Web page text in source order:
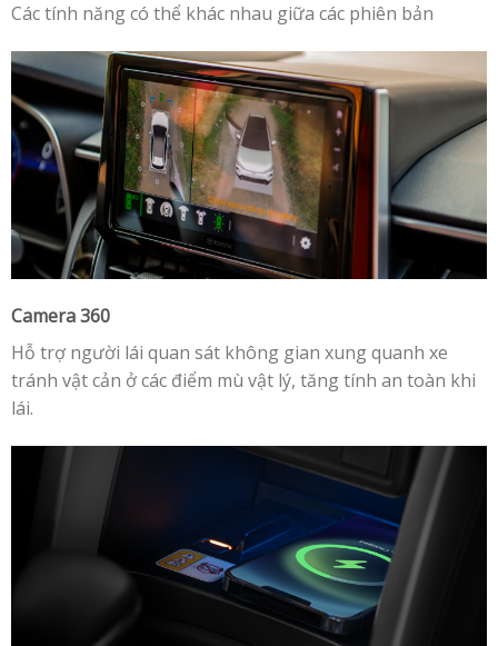
Các tính năng có thể khác nhau giữa các phiên bản
Camera 360
Hỗ trợ người lái quan sát không gian xung quanh xe
tránh vật cản ở các điểm mù vật lý, tăng tính an toàn khi
lái.